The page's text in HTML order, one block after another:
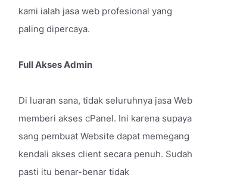
kami ialah jasa web profesional yang
paling dipercaya.
Full Akses Admin
Di luaran sana, tidak seluruhnya jasa Web
memberi akses cPanel. Ini karena supaya
sang pembuat Website dapat memegang
kendali akses client secara penuh. Sudah
pasti itu benar-benar tidak